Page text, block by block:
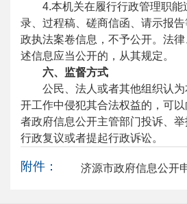
4.本机关在履行行政管理职
录、过程稿、磋商信函、请示报
政执法案卷信息，不予公开。法
述信息应当公开的，从其规定。
六、监督方式
公民、法人或者其他组织认
开工作中侵犯其合法权益的，可
者政府信息公开主管部门投诉、
行政复议或者提起行政诉讼。
附件： 济源市政府信息公开